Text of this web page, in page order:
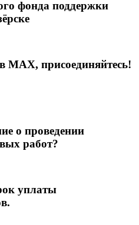
фонда поддержки
МАХ, присоединяйтесь!
о проведении
работ?
уплаты